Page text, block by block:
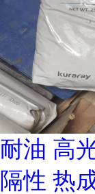
耐油 高
隔性 热